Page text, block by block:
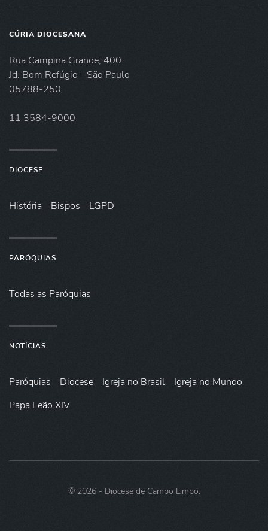
CÚRIA DIOCESANA
Rua Campina Grande, 400
Jd. Bom Refúgio - São Paulo
05788-250
11 3584-9000
DIOCESE
História Bispos LGPD
PARÓQUIAS
Todas as Paróquias
NOTÍCIAS
Paróquias Diocese Igreja no Brasil
Igreja no Mundo
Papa Leão XIV
© 2026- Diocese de Campo Limpo.